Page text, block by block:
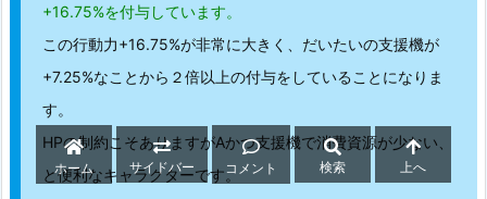
+16.75%を付与しています。
この行動力+16.75%が非常に大きく、だいたいの支援機が
+7.25%なことから２倍以上の付与をしていることになりま
す。
HPの制約こそありますがAかつ支援機で消費資源が少ない、
と便利なキャラクターです。
ホーム サイドバー コメント 検索 上へ